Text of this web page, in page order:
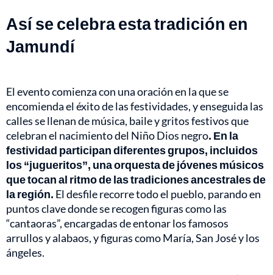
Así se celebra esta tradición en
Jamundí
El evento comienza con una oración en la que se
encomienda el éxito de las festividades, y enseguida las
calles se llenan de música, baile y gritos festivos que
celebran el nacimiento del Niño Dios negro. En la
festividad participan diferentes grupos, incluidos
los “jugueritos”, una orquesta de jóvenes músicos
que tocan al ritmo de las tradiciones ancestrales de
la región. El desfile recorre todo el pueblo, parando en
puntos clave donde se recogen figuras como las
“cantaoras”, encargadas de entonar los famosos
arrullos y alabaos, y figuras como María, San José y los
ángeles.